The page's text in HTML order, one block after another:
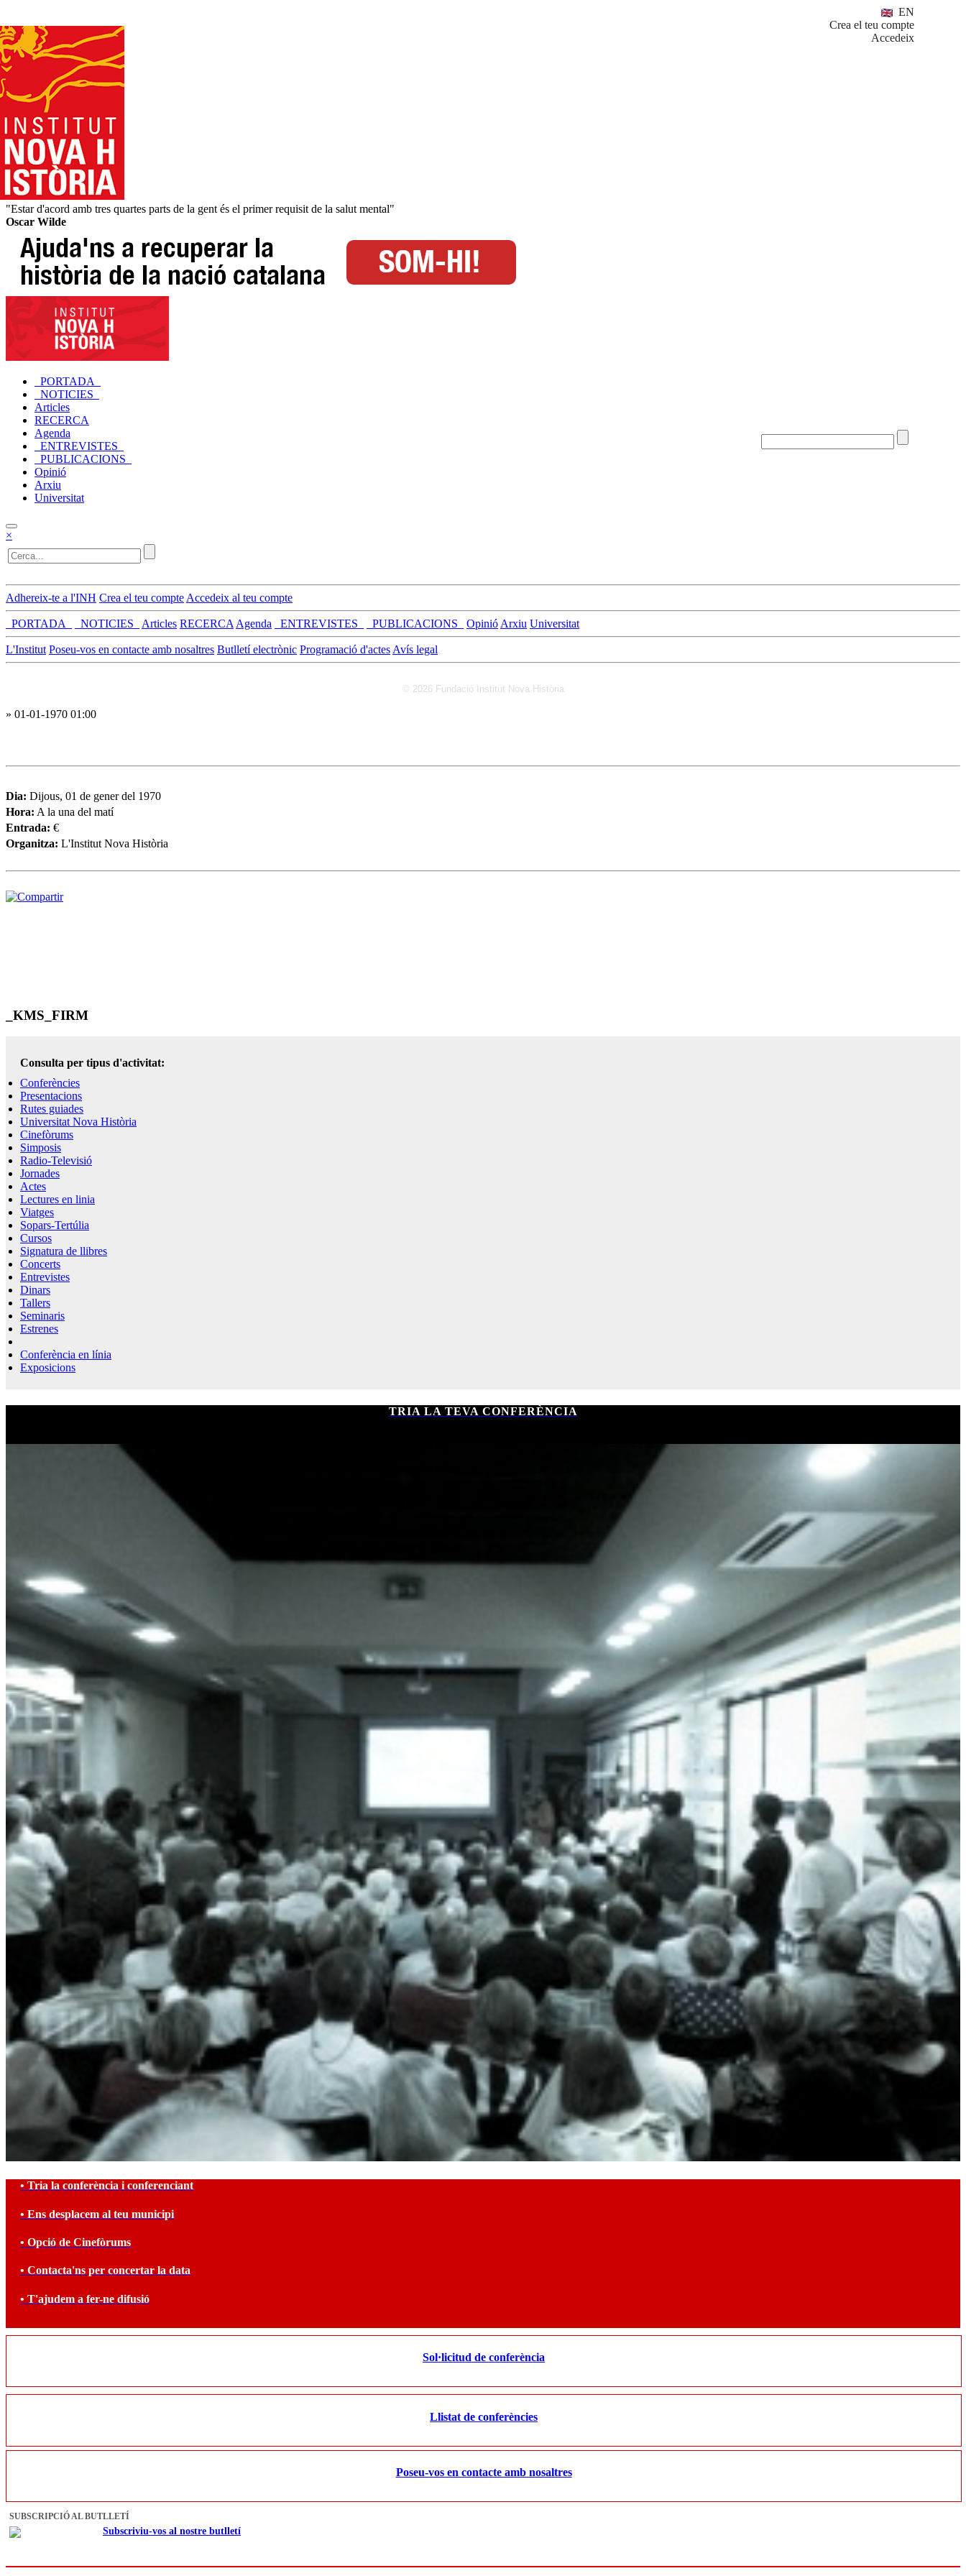
EN
Crea el teu compte
Accedeix
"Estar d'acord amb tres quartes parts de la gent és el primer requisit de la salut mental"
Oscar Wilde
_PORTADA_
_NOTICIES_
Articles
RECERCA
Agenda
_ENTREVISTES_
_PUBLICACIONS_
Opinió
Arxiu
Universitat
×
Adhereix-te a l'INH Crea el teu compte Accedeix al teu compte
_PORTADA_ _NOTICIES_ Articles RECERCA Agenda _ENTREVISTES_ _PUBLICACIONS_ Opinió Arxiu Universitat
L'Institut Poseu-vos en contacte amb nosaltres Butlletí electrònic Programació d'actes Avís legal
© 2026 Fundació Institut Nova Història
» 01-01-1970 01:00
Dia: Dijous, 01 de gener del 1970
Hora: A la una del matí
Entrada: €
Organitza: L'Institut Nova Història
_KMS_FIRM
Consulta per tipus d'activitat:
Conferències
Presentacions
Rutes guiades
Universitat Nova Història
Cinefòrums
Simposis
Radio-Televisió
Jornades
Actes
Lectures en linia
Viatges
Sopars-Tertúlia
Cursos
Signatura de llibres
Concerts
Entrevistes
Dinars
Tallers
Seminaris
Estrenes
Conferència en línia
Exposicions
TRIA LA TEVA CONFERÈNCIA
• Tria la conferència i conferenciant
• Ens desplacem al teu municipi
• Opció de Cinefòrums
• Contacta'ns per concertar la data
• T'ajudem a fer-ne difusió
Sol·licitud de conferència
Llistat de conferències
Poseu-vos en contacte amb nosaltres
SUBSCRIPCIÓ AL BUTLLETÍ
Subscriviu-vos al nostre butlletí